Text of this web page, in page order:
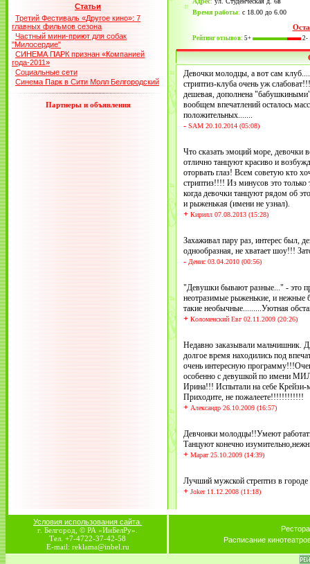
Статьи
Третий Фестиваль «Другое кино»: 7
главных фильмов сезона
Частный мини-приют для собак
"Милосердие"
СИНЕМА ПАРК признан «Компанией
года-2011»
Социальные сети
Синема Парк в Сити Молл Белгородский
Партнеры и объявления
Время работы: с 18.00 до 6.00
Рейтинг отзывов: 5+ 2-
Девочки молодцы, а вот сам
стриптиз-клуба очень уж
дешевая, дополнена
вообщем впечатлений осталось
положительных.......
- SAM 20.10.2014 (05:08)
Что сказать эмоций море, девочки
отлично танцуют красиво и
оторвать глаз! Всем советую кто
стриптиз!!!! Из минусов это только
когда девочки танцуют рядом об
и рыженькая (имени не узнал).
+ Кирилл 07.08.2013 (15:28)
Захаживал пару раз, интерес был,
однообразная, не хватает шоу!!!
- Денис 03.04.2010 (00:56)
"Девушки бывают разные..." - это
неотразимые рыженькие, и
такие необычные.........Уютная
+ Коломенский Евг 02.11.2009 (20:26)
Недавно заказывали мальчишник.
долгое время находились под
очень интересную
особенно с девушкой по имени
Ирина!!! Испытали на себе
Приходите, не пожалеете!!!!!!!!!!!!
+ Александр 26.10.2009 (16:57)
Девчонки молодцы!!Умеют
Танцуют конечно
+ Марат 25.10.2009 (14:39)
Лучший мужской стрептиз в городе
+ Joker 11.12.2008 (11:18)
Условия использования сайта.
г. Белгород, © РА «ИнБелРу».
Тел. +7-4722-37-42-58
E-mail: reklama@inbel.ru
Расписание